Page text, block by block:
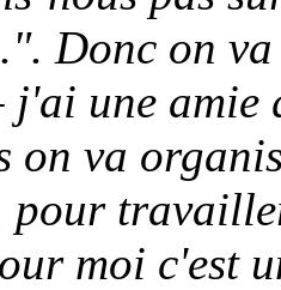
Donc on
j'ai une amie
on va
pour
moi c'est